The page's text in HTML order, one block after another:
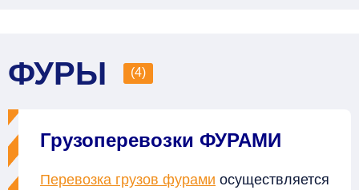
ФУРЫ (4)
Грузоперевозки ФУРАМИ
Перевозка грузов фурами осуществляется